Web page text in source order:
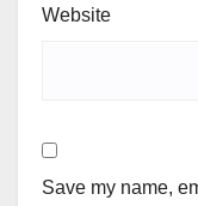
Website
Save my name,